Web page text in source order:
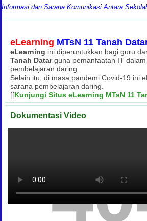
dan Sarana Komunikasi Antara Sekolah
eLearning MTsN 11 Tanah
eLearning ini diperuntukkan bagi guru
Tanah Datarguna pemanfaatan IT dalam
pembelajaran daring.
Selain itu, di masa pandemi Covid-19 ini
sarana pembelajaran daring.
[[Kunjungi Situs eLearning MTsN 11
Dokumentasi Video